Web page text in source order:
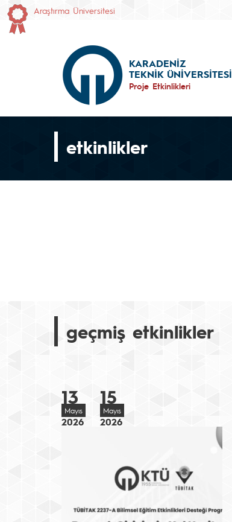
Araştırma Üniversitesi
KARADENİZ
TEKNİK ÜNİVERSİTESİ
Proje Etkinlikleri
etkinlikler
geçmiş etkinlikler
13
Mayıs
2026
15
Mayıs
2026